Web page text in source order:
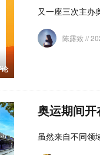
又一座三次主办
陈露致//
奥运期间
虽然来自不同领